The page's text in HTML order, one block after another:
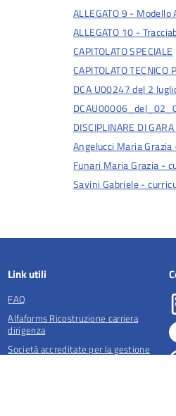
ALLEGATO 9 -
ALLEGATO 10 -
CAPITOLATO SPECIALE
CAPITOLATO TECNICO
DCA U00247 del 2
DISCIPLINARE DI
Angelucci Maria
Funari Maria Grazia -
Savini Gabriele -
Link utili
FAQ
Alfaforms Ricostruzione carriera
dirigenza
Società accreditate per la gestione